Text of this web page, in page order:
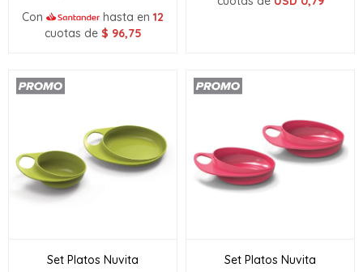
Con hasta en 12
cuotas de $ 96,75
Set Platos Nuvita Set Platos Nuvita